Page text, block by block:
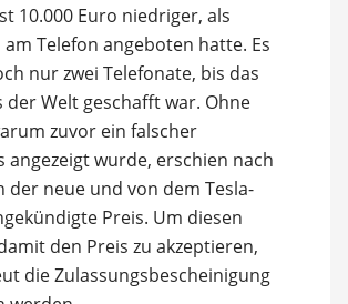
10.000 Euro niedriger, als
Telefon angeboten hatte. Es
nur zwei Telefonate, bis das
der Welt geschafft war. Ohne
zuvor ein falscher
angezeigt wurde, erschien nach
der neue und von dem Tesla-
Preis. Um diesen
den Preis zu akzeptieren,
die Zulassungsbescheinigung